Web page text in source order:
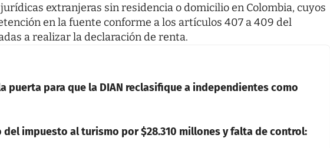
extranjeras sin residencia o domicilio en Colombia, cuyos
en la fuente conforme a los artículos 407 a 409 del
a realizar la declaración de renta.
puerta para que la DIAN reclasifique a independientes como
del impuesto al turismo por $28.310 millones y falta de control: